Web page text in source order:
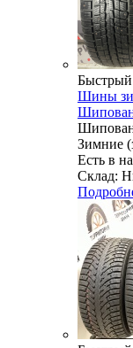
Шины
Зимние
Есть в
Склад: